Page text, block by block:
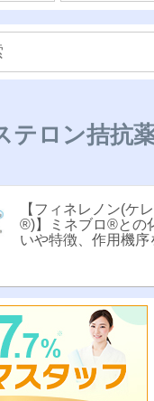
テロン拮抗
【フィネレノン(ケ
®︎)】ミネブロ®︎との
いや特徴、作用機序